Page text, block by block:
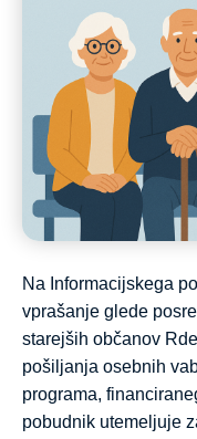
Na Informacijskega
vprašanje glede
starejših občanov
pošiljanja osebnih
programa,
pobudnik utemeljuje